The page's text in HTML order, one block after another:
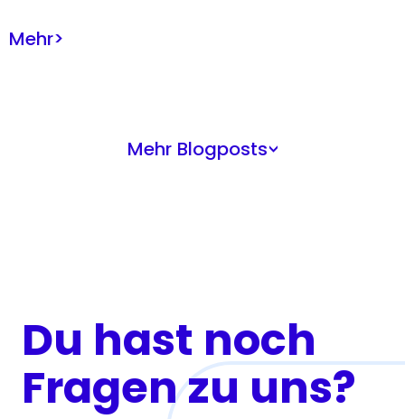
Mehr>
Mehr Blogposts>
Du hast noch
Fragen zu uns?